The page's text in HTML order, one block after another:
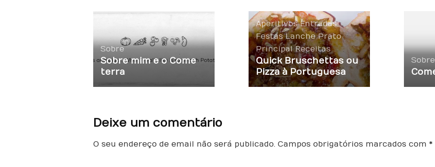
Sobre
Sobre mim e o Come
terra
Aperitivos Entradas
Festas Lanche Prato
Principal Receitas
Quick Bruschettas ou
Pizza à Portuguesa
Sobre
Deixe um comentário
O seu endereço de email não será publicado. Campos obrigatórios marcados com *